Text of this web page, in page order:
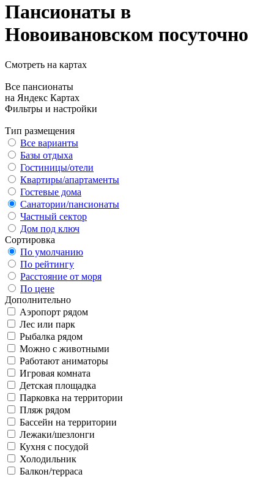
Пансионаты в
Новоивановском посуточно
Смотреть на картах
Все пансионаты
на Яндекс Картах
Фильтры и настройки
Тип размещения
Все варианты
Базы отдыха
Гостиницы/отели
Квартиры/апартаменты
Гостевые дома
Санатории/пансионаты
Частный сектор
Дом под ключ
Сортировка
По умолчанию
По рейтингу
Расстояние от моря
По цене
Дополнительно
Аэропорт рядом
Лес или парк
Рыбалка рядом
Можно с животными
Работают аниматоры
Игровая комната
Детская площадка
Парковка на территории
Пляж рядом
Бассейн на территории
Лежаки/шезлонги
Кухня с посудой
Холодильник
Балкон/терраса